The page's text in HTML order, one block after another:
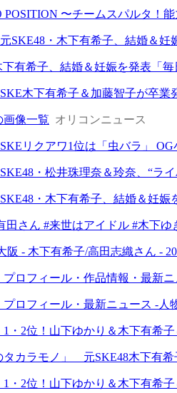
POSITION 〜チームスパルタ！
SKE48・木下有希子、結婚＆
下有希子、結婚＆妊娠を発表「
木下有希子＆加藤智子が卒業
画像一覧 オリコンニュース
リクアワ1位は「虫バラ」
・松井珠理奈＆玲奈、“ラ
・木下有希子、結婚＆妊
田さん #来世はアイドル #木下ゆ
阪 - 木下有希子/高田志織さん -
プロフィール・作品情報・最新ニ
プロフィール・最新ニュース -人
1・2位！山下ゆかり＆木下有希
タカラモノ」 元SKE48木下有
1・2位！山下ゆかり＆木下有希